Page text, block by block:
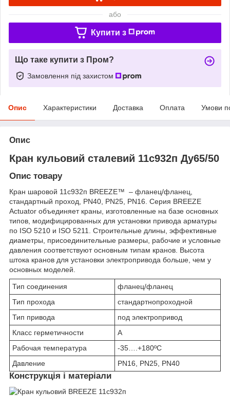
або
Купити з
Що таке купити з Пром?
Замовлення під захистом
Опис Характеристики Доставка Оплата Умови
Опис
Кран кульовий сталевий 11с932п Ду65/50
Опис товару
Кран шаровой 11с932п BREEZE™ – фланец/фланец,
стандартный проход, PN40, PN25, PN16. Серия BREEZE
Actuator объединяет краны, изготовленные на базе основных
типов, модифицированных для установки привода арматуры
по ISO 5210 и ISO 5211. Строительные длины, эффективные
диаметры, присоединительные размеры, рабочие и условные
давления соответствуют основным типам кранов. Высота
штока кранов для установки электропривода больше, чем у
основных моделей.
Тип соединения
фланец/фланец
Тип прохода
стандартнопроходной
Тип привода
под электропривод
Класс герметичности
А
Рабочая температура
-35….+180ºС
Давление
PN16, PN25, PN40
Конструкція і матеріали